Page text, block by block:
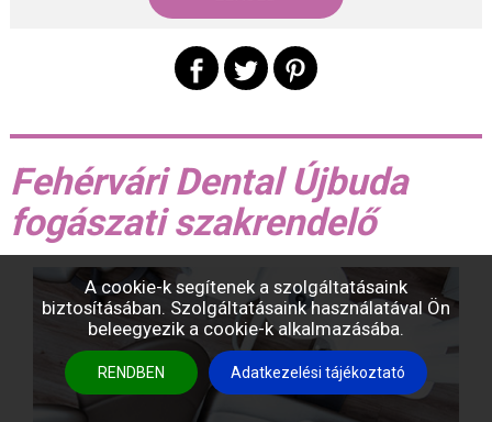
A cookie-k segítenek a szolgáltatásaink
biztosításában. Szolgáltatásaink használatával Ön
beleegyezik a cookie-k alkalmazásába.
RENDBEN Adatkezelési tájékoztató
Fehérvári Dental Újbuda
fogászati szakrendelő